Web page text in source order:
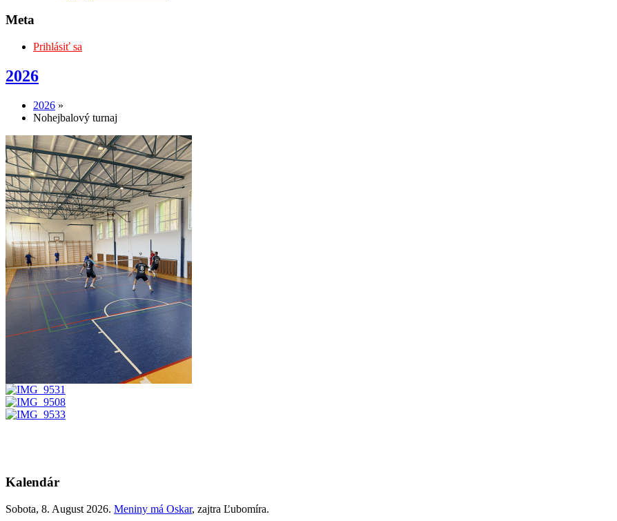
Meta
Prihlásiť sa
2026
2026 »
Nohejbalový turnaj
Kalendár
Sobota, 8. August 2026. Meniny má Oskar, zajtra Ľubomíra.